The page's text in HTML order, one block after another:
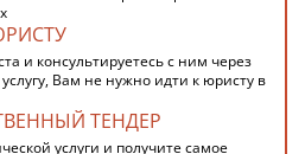
и консультируетесь с ним через
Вам не нужно идти к юристу в
ТЕНДЕР
услуги и получите самое